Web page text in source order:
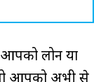
लोन या
तो आपको अभी से